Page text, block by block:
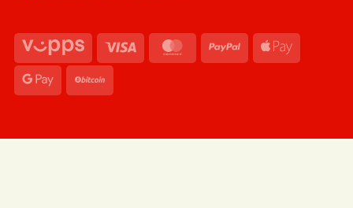
Vipps Visa MasterCardPayPal
Pay
Google
Pay